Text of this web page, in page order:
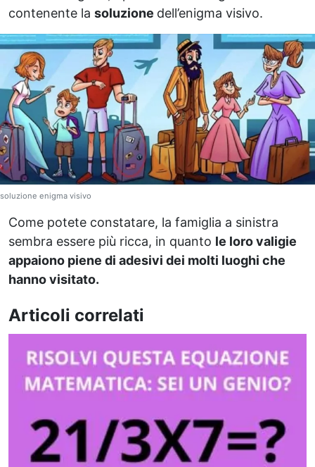
contenente la soluzione dell’enigma visivo.
soluzione enigma visivo
Come potete constatare, la famiglia a sinistra
sembra essere più ricca, in quanto le loro valigie
appaiono piene di adesivi dei molti luoghi che
hanno visitato.
Articoli correlati